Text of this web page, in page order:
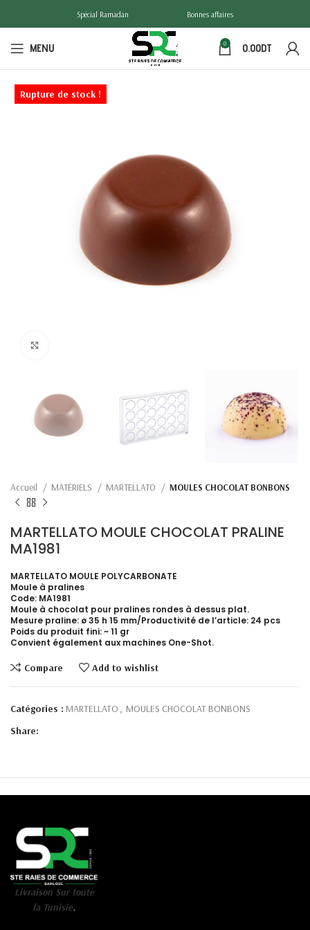
Spécial Ramadan Bonnes affaires
MENU 0 0.00DT
Rupture de stock !
Accueil MATÉRIELS MARTELLATO MOULES CHOCOLAT BONBONS
MARTELLATO MOULE CHOCOLAT PRALINE
MA1981
MARTELLATO MOULE POLYCARBONATE
Moule à pralines
Code: MA1981
Moule à chocolat pour pralines rondes à dessus plat.
Mesure praline: ø 35 h 15 mm/Productivité de l’article: 24 pcs
Poids du produit fini: ~ 11 gr
Convient également aux machines One-Shot.
Compare Add to wishlist
Catégories : MARTELLATO , MOULES CHOCOLAT BONBONS
Share:
Livraison Sur toute
la Tunisie.